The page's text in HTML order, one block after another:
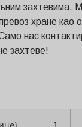
захтевима.
хране као
нас
захтеве!